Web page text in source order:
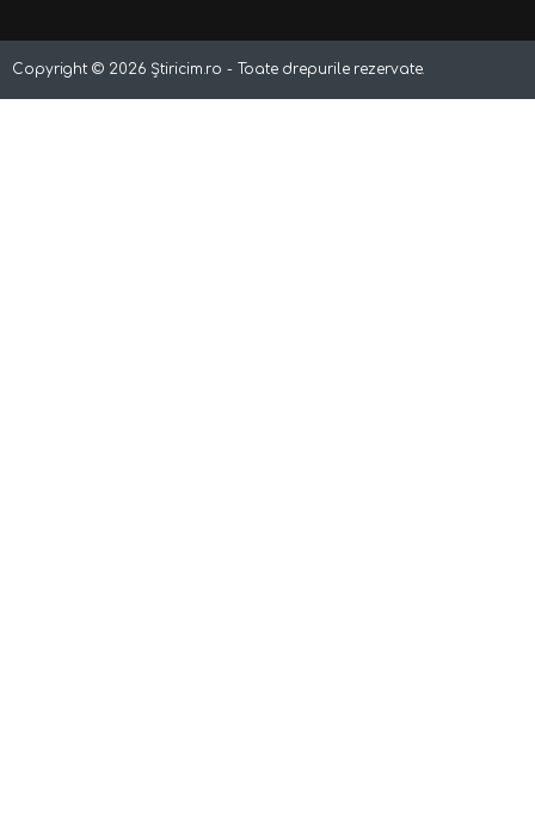
Copyright © 2026 Știricim.ro - Toate drepurile rezervate.